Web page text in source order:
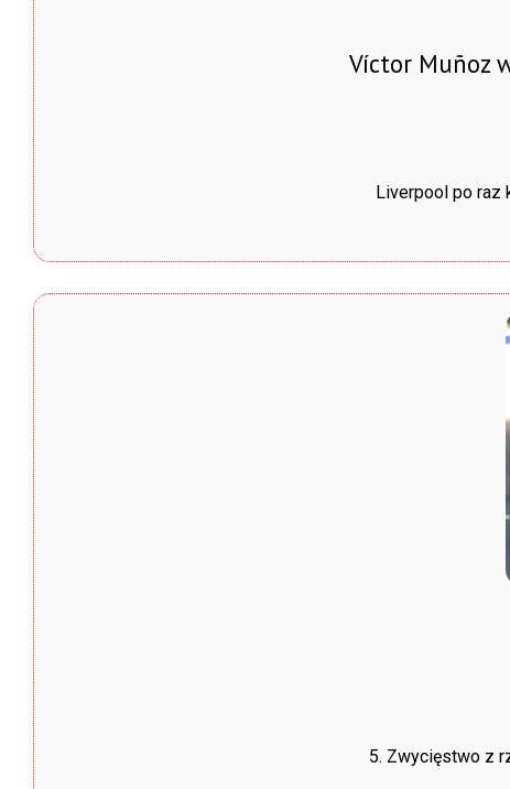
Víctor Muñoz
Liverpool po raz
5. Zwycięstwo z